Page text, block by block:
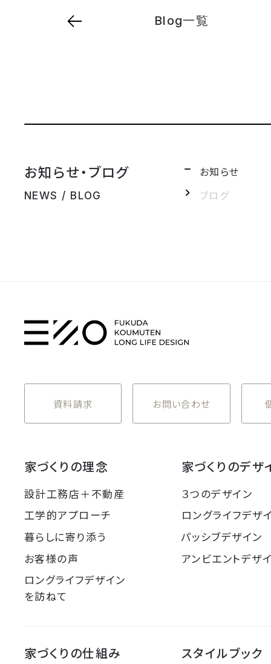
Blog一覧
お知らせ・ブログ
NEWS / BLOG
お知らせ
ブログ
資料請求 お問い合わせ
家づくりの理念
設計工務店＋不動産
工学的アプローチ
暮らしに寄り添う
お客様の声
ロングライフデザイン
を訪ねて
家づくりのデザ
３つのデザイン
ロングライフデザ
パッシブデザイン
アンビエントデザ
家づくりの仕組み スタイルブック